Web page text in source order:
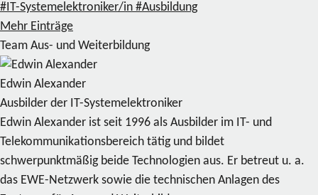
#IT-Systemelektroniker/in #Ausbildung
Mehr Einträge
Team Aus- und Weiterbildung
Edwin Alexander
Ausbilder der IT-Systemelektroniker
Edwin Alexander ist seit 1996 als Ausbilder im IT- und
Telekommunikationsbereich tätig und bildet
schwerpunktmäßig beide Technologien aus. Er betreut u. a.
das EWE-Netzwerk sowie die technischen Anlagen des